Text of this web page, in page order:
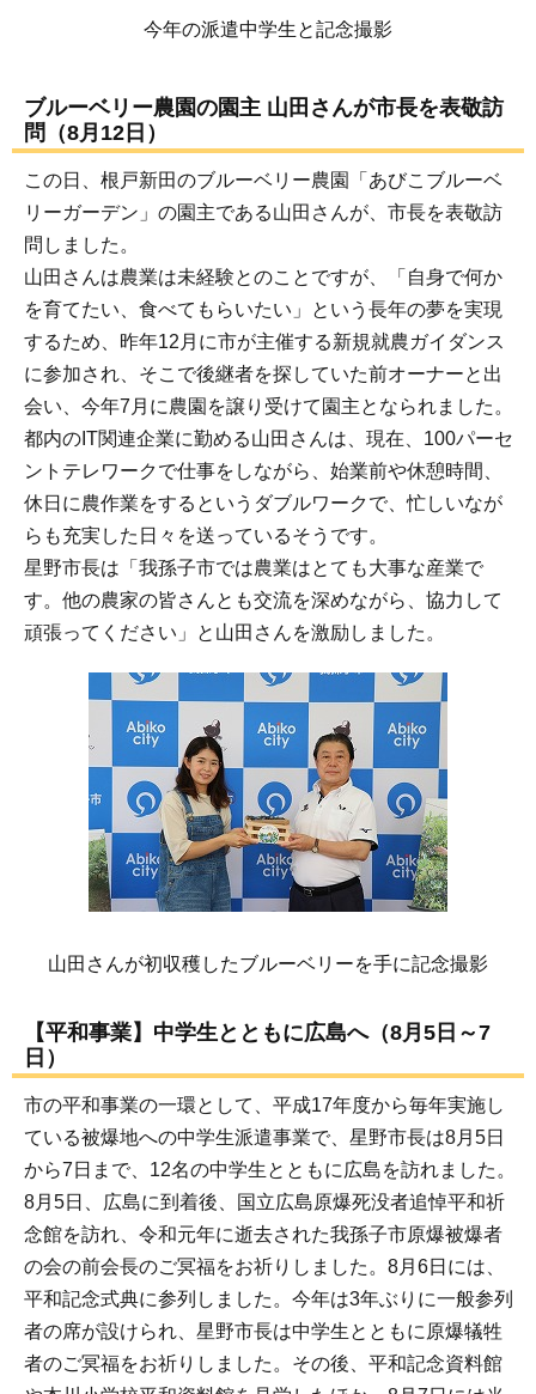
今年の派遣中学生と記念撮影
ブルーベリー農園の園主 山田さんが市長を表敬訪
問（8月12日）
この日、根戸新田のブルーベリー農園「あびこブルーベ
リーガーデン」の園主である山田さんが、市長を表敬訪
問しました。
山田さんは農業は未経験とのことですが、「自身で何か
を育てたい、食べてもらいたい」という長年の夢を実現
するため、昨年12月に市が主催する新規就農ガイダンス
に参加され、そこで後継者を探していた前オーナーと出
会い、今年7月に農園を譲り受けて園主となられました。
都内のIT関連企業に勤める山田さんは、現在、100パーセ
ントテレワークで仕事をしながら、始業前や休憩時間、
休日に農作業をするというダブルワークで、忙しいなが
らも充実した日々を送っているそうです。
星野市長は「我孫子市では農業はとても大事な産業で
す。他の農家の皆さんとも交流を深めながら、協力して
頑張ってください」と山田さんを激励しました。
山田さんが初収穫したブルーベリーを手に記念撮影
【平和事業】中学生とともに広島へ（8月5日～7
日）
市の平和事業の一環として、平成17年度から毎年実施し
ている被爆地への中学生派遣事業で、星野市長は8月5日
から7日まで、12名の中学生とともに広島を訪れました。
8月5日、広島に到着後、国立広島原爆死没者追悼平和祈
念館を訪れ、令和元年に逝去された我孫子市原爆被爆者
の会の前会長のご冥福をお祈りしました。8月6日には、
平和記念式典に参列しました。今年は3年ぶりに一般参列
者の席が設けられ、星野市長は中学生とともに原爆犠牲
者のご冥福をお祈りしました。その後、平和記念資料館